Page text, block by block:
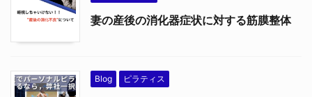
妻の産後の消化器症状に対する筋膜整体
Blog ピラティス